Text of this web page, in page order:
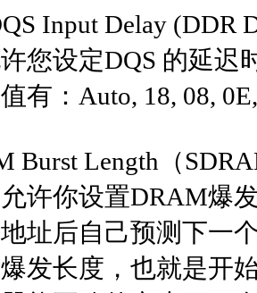
Input Delay (DDR
设定DQS 的延迟
有：Auto, 18, 08,
Length（
你设置DRAM爆发
址后自己预测下一
发长度，也就是开